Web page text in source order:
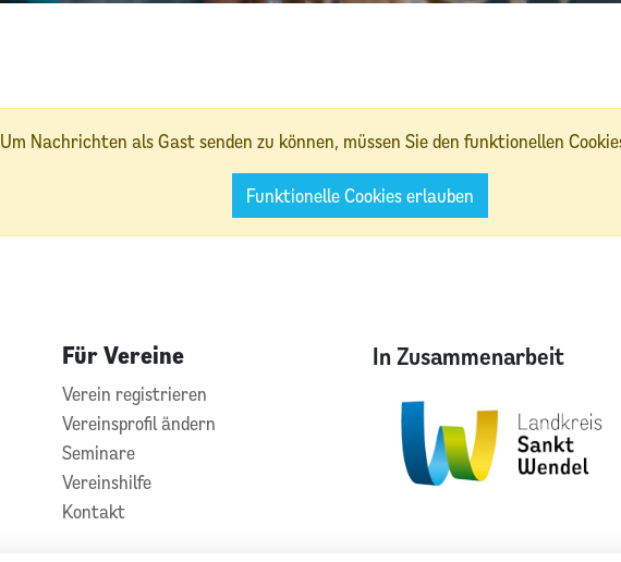
Um Nachrichten als Gast senden zu können, müssen Sie den funktionellen
Funktionelle Cookies erlauben
Für Vereine
Verein registrieren
Vereinsprofil ändern
Seminare
Vereinshilfe
Kontakt
In Zusammenarbeit